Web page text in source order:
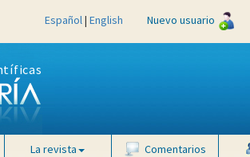
Español| English Nuevo usuario
La revista Comentarios